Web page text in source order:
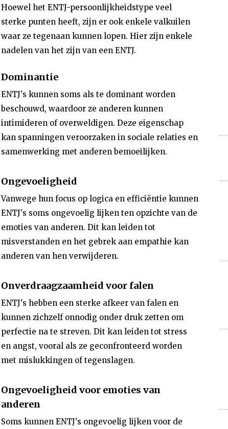
Hoewel het ENTJ-persoonlijkheidstype veel
sterke punten heeft, zijn er ook enkele valkuilen
waar ze tegenaan kunnen lopen. Hier zijn enkele
nadelen van het zijn van een ENTJ.
Dominantie
ENTJ's kunnen soms als te dominant worden
beschouwd, waardoor ze anderen kunnen
intimideren of overweldigen. Deze eigenschap
kan spanningen veroorzaken in sociale relaties en
samenwerking met anderen bemoeilijken.
Ongevoeligheid
Vanwege hun focus op logica en efficiëntie kunnen
ENTJ's soms ongevoelig lijken ten opzichte van de
emoties van anderen. Dit kan leiden tot
misverstanden en het gebrek aan empathie kan
anderen van hen verwijderen.
Onverdraagzaamheid voor falen
ENTJ's hebben een sterke afkeer van falen en
kunnen zichzelf onnodig onder druk zetten om
perfectie na te streven. Dit kan leiden tot stress
en angst, vooral als ze geconfronteerd worden
met mislukkingen of tegenslagen.
Ongevoeligheid voor emoties van
anderen
Soms kunnen ENTJ's ongevoelig lijken voor de